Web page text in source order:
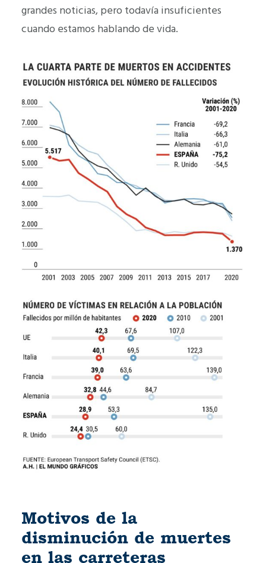
grandes noticias, pero todavía insuficientes
cuando estamos hablando de vida.
Motivos de la
disminución de muertes
en las carreteras